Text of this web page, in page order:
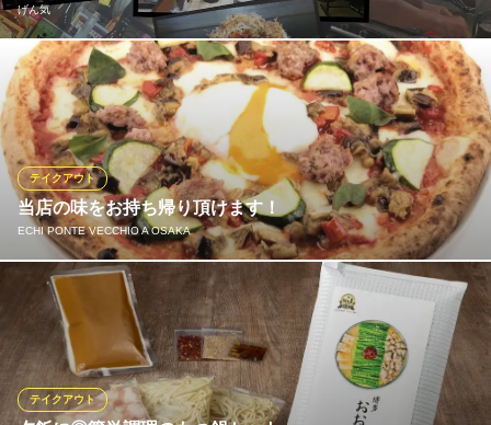
げん気
鉄板焼きの一部メニューでテイクアウトができるます。 詳しく
は、問い合わせください。 プロの焼く鉄板焼きは一味違います！
ご来店をお待ちしております。
げん気
お好み、鉄板焼、居酒屋
ＪＲ大阪駅 徒歩5分
大阪府大阪市北区芝田2-4-3 日生ビル別館1F
当店の味をお持ち帰り頂けます！
ECHI PONTE VECCHIO A OSAKA
テイクアウト
ピッツァのみテイクアウトのご対応も致します。箱代は1枚に付き
200円（税抜）頂いております。 お気軽にお申し付けください。
ECHI PONTE VECCHIO A OSAKA
ピッツェリア
ＪＲ大阪駅 徒歩1分
テイクアウト